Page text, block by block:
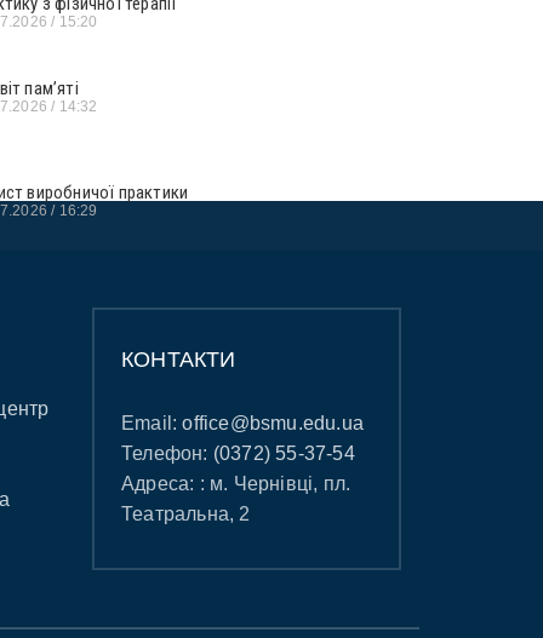
15:20
пам’яті
14:32
виробничої практики
16:29
КОНТАКТИ
Email:office@bsmu.edu.ua
Телефон: (0372) 55-37-54
Адреса: : м. Чернівці, пл.
Театральна, 2